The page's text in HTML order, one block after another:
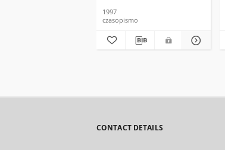
1997
czasopismo
CONTACT DETAILS